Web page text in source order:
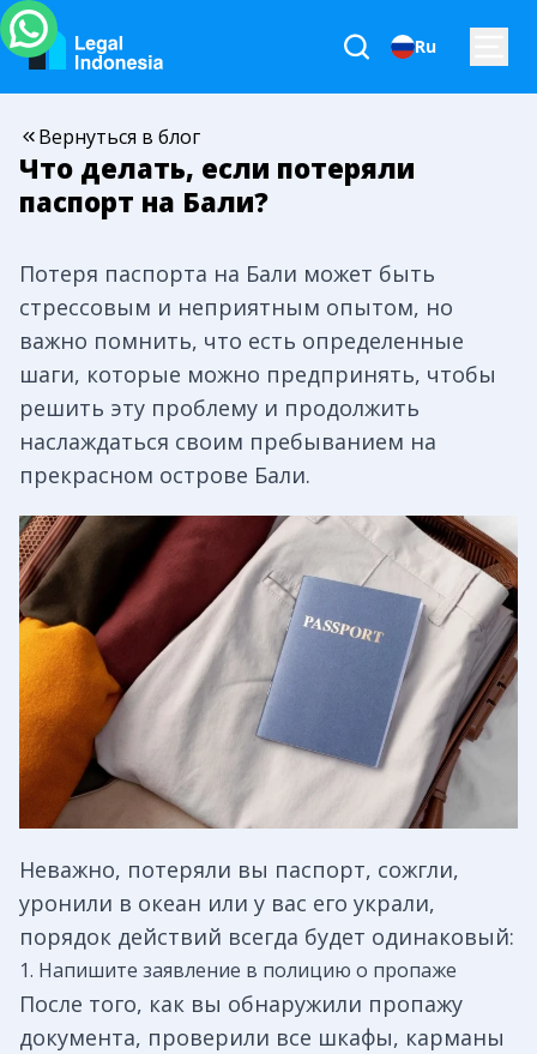
Ru
Вернуться в блог
Что делать, если потеряли
паспорт на Бали?
Потеря паспорта на Бали может быть
стрессовым и неприятным опытом, но
важно помнить, что есть определенные
шаги, которые можно предпринять, чтобы
решить эту проблему и продолжить
наслаждаться своим пребыванием на
прекрасном острове Бали.
Неважно, потеряли вы паспорт, сожгли,
уронили в океан или у вас его украли,
порядок действий всегда будет одинаковый:
1. Напишите заявление в полицию о пропаже
После того, как вы обнаружили пропажу
документа, проверили все шкафы, карманы